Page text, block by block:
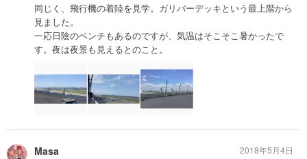
同じく、飛行機の着陸を見学。ガリバーデッキという最上階から
見ました。
一応日陰のベンチもあるのですが、気温はそこそこ暑かったで
す。夜は夜景も見えるとのこと。
Masa 2018年5月4日